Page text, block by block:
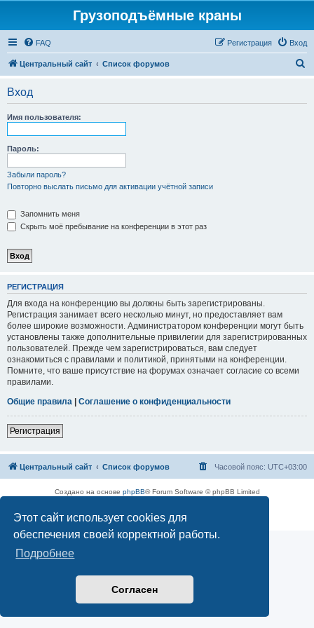
Этот сайт использует cookies для
обеспечения своей корректной работы.
Подробнее
Согласен
Грузоподъёмные краны
FAQ Вход
Регистрация
Центральный сайт Список форумов
Вход
Имя пользователя:
Пароль:
Забыли пароль?
Повторно выслать письмо для активации учётной записи
Запомнить меня
Скрыть моё пребывание на конференции в этот раз
РЕГИСТРАЦИЯ
Для входа на конференцию вы должны быть зарегистрированы.
Регистрация занимает всего несколько минут, но предоставляет вам
более широкие возможности. Администратором конференции могут быть
установлены также дополнительные привилегии для зарегистрированных
пользователей. Прежде чем зарегистрироваться, вам следует
ознакомиться с правилами и политикой, принятыми на конференции.
Помните, что ваше присутствие на форумах означает согласие со всеми
правилами.
Общие правила | Соглашение о конфиденциальности
Регистрация
Центральный сайт Список форумов Часовой пояс: UTC+03:00
Создано на основе phpBB® Forum Software © phpBB Limited
Конфиденциальность|Правила